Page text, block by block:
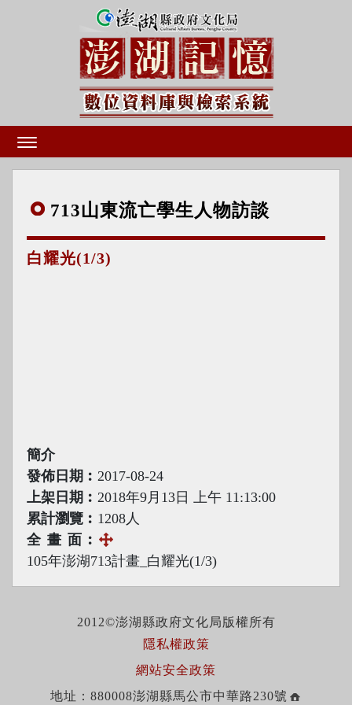
713山東流亡學生人物訪談
白耀光(1/3)
簡介
發佈日期︰ 2017-08-24
上架日期︰ 2018年9月13日 上午 11:13:00
累計瀏覽︰ 1208人
全 畫 面︰
105年澎湖713計畫_白耀光(1/3)
2012©澎湖縣政府文化局版權所有
隱私權政策
網站安全政策
地址：880008澎湖縣馬公市中華路230號